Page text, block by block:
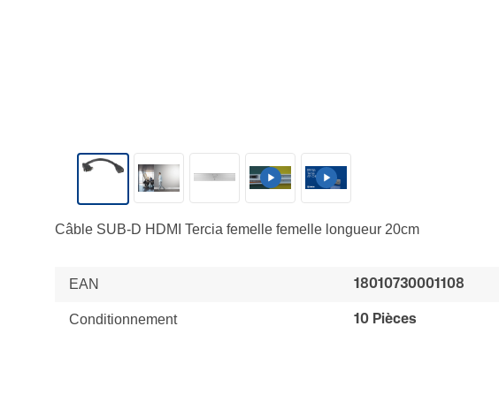
Câble SUB-D HDMI Tercia femelle femelle longueur 20cm
EAN 18010730001108
Conditionnement 10 Pièces